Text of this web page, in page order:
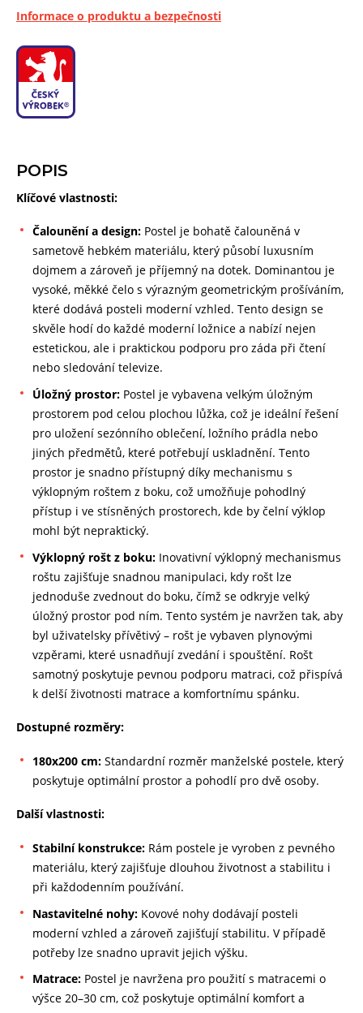
POPIS
Klíčové vlastnosti:
Čalounění a design: Postel je bohatě čalouněná v
sametově hebkém materiálu, který působí luxusním
dojmem a zároveň je příjemný na dotek. Dominantou je
vysoké, měkké čelo s výrazným geometrickým prošíváním,
které dodává posteli moderní vzhled. Tento design se
skvěle hodí do každé moderní ložnice a nabízí nejen
estetickou, ale i praktickou podporu pro záda při čtení
nebo sledování televize.
Úložný prostor: Postel je vybavena velkým úložným
prostorem pod celou plochou lůžka, což je ideální řešení
pro uložení sezónního oblečení, ložního prádla nebo
jiných předmětů, které potřebují uskladnění. Tento
prostor je snadno přístupný díky mechanismu s
výklopným roštem z boku, což umožňuje pohodlný
přístup i ve stísněných prostorech, kde by čelní výklop
mohl být nepraktický.
Výklopný rošt z boku: Inovativní výklopný mechanismus
roštu zajišťuje snadnou manipulaci, kdy rošt lze
jednoduše zvednout do boku, čímž se odkryje velký
úložný prostor pod ním. Tento systém je navržen tak, aby
byl uživatelsky přívětivý – rošt je vybaven plynovými
vzpěrami, které usnadňují zvedání i spouštění. Rošt
samotný poskytuje pevnou podporu matraci, což přispívá
k delší životnosti matrace a komfortnímu spánku.
Dostupné rozměry:
180x200 cm: Standardní rozměr manželské postele, který
poskytuje optimální prostor a pohodlí pro dvě osoby.
Další vlastnosti:
Stabilní konstrukce: Rám postele je vyroben z pevného
materiálu, který zajišťuje dlouhou životnost a stabilitu i
při každodenním používání.
Nastavitelné nohy: Kovové nohy dodávají posteli
moderní vzhled a zároveň zajišťují stabilitu. V případě
potřeby lze snadno upravit jejich výšku.
Matrace: Postel je navržena pro použití s matracemi o
výšce 20–30 cm, což poskytuje optimální komfort a
Informace o produktu a bezpečnosti